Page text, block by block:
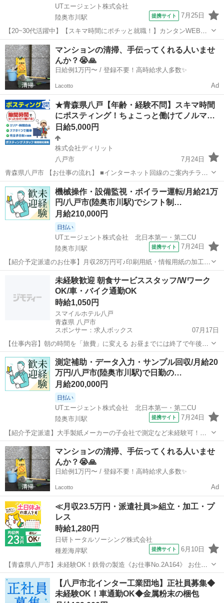
UTエージェント株式会社
陸奥市川駅
提携サイト 7月25日
【20~30代活躍中】【スキマ時間にポチッと就職！】カンタンWEB登
録でらくらく転職活動！【紹介予定派遣のお仕事】月収28万円可♪印刷
用紙・情報用紙の加工オペレーター！未経験歓迎◎《JPQH1-AC》 詳
細情報 ＼印刷用紙...
青森 八戸市 その他
マンションの清掃、手伝ってくれる人いませ
んか？😭🙏
日給例1万円〜 / 登録不要！高時給求人多数✨
Lacotto Ad
★青森県八戸【年齢・経験不問】スキマ時間
にポスティング！ちょこっと働けてノルマ…
日給5,000円
株式会社ディリット
八戸市
7月24日
青森県八戸市 【お仕事の流れ】 ■インターネット回線のご案内チラシ
を「アパート」「マンション」のポストに配るお仕事です。 ※戸建へ
は配りません。 ■全国自分の好きなエリアで配布できます。ご自宅の
近く、職場の帰り道など...
青森 八戸市 ポスティング スタッフ
機械操作・設備監視・ボイラー運転/月給21万
円/八戸市(陸奥市川駅)でシフト制…
月給210,000円
日払い
UTエージェント株式会社 北日本第一・第二CU
陸奥市川駅
提携サイト 7月24日
【紹介予定派遣のお仕事】月収28万円可♪印刷用紙・情報用紙の加工オ
ペレーター！未経験歓迎 【キャンペーン】 【デジタルギフト】 赴任
での新規ご入社の方に！入社日に現金化可能なデジタルギフトで2万円
分支給♪ 【日払い制度】...
陸奥市川駅 仕分け
未経験歓迎 朝食サービススタッフ/Wワーク
OK/車・バイク通勤OK
時給1,050円
スマイルホテル八戸
青森県 八戸市
スポンサー：求人ボックス
07月17日
【仕事内容】朝の時間を「旅費」に変える お昼までには終了で午後は
自由!全国ホテル半額の特典付 時給1200円～!未経験歓迎の朝食スタッ
フ。授業前や家事の合間に 簡単調理&メニュー考案で楽しく働こう! 包
丁を使う調理は基本的にありま...
アルバイト・パート
測定補助・データ入力・サンプル回収/月給20
万円/八戸市(陸奥市川駅)で日勤の…
月給200,000円
日払い
UTエージェント株式会社 北日本第一・第二CU
陸奥市川駅
提携サイト 7月24日
【紹介予定派遣】大手製紙メーカーの子会社で測定など未経験可！日
勤＆土日祝休み♪残業ほぼナシ☆ 【キャンペーン】 【デジタルギフ
ト】 赴任での新規ご入社の方に！入社日に現金化可能なデジタルギフ
トで2万円分支給♪ 【日払い制...
青森 八戸市 仕分け
マンションの清掃、手伝ってくれる人いませ
んか？😭🙏
日給例1万円〜 / 登録不要！高時給求人多数✨
Lacotto Ad
≪月収23.5万円・派遣社員≫組立・加工・プ
レス
時給1,280円
日研トータルソーシング株式会社
種差海岸駅
提携サイト 6月10日
【青森県八戸市】未経験OK！鉄骨の製造《お仕事No.2A164》 お仕事
について 鉄骨の製造です。主に機械が自動で行ってくれるので、機械
操作やサポートが中心となります。力任せの作業はありません。 【切
断作業】長い鉄の棒や厚...
青森 八戸市 種差海岸駅 その他
【八戸市北インター工業団地】正社員募集◆
未経験OK！車通勤OK◆金属粉末の梱包